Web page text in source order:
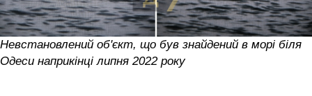
Невстановлений об'єкт, що був знайдений в морі біля
Одеси наприкінці липня 2022 року